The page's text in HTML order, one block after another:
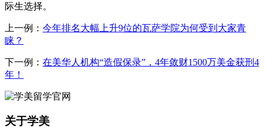
际生选择。
上一例： 今年排名大幅上升9位的瓦萨学院为何受到大家青
睐？
下一例： 在美华人机构“造假保录”，4年敛财1500万美金获刑4
年！
关于学美